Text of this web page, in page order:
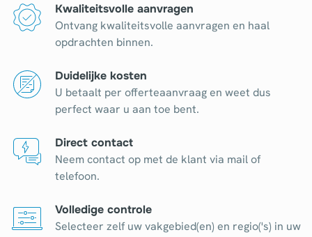
Kwaliteitsvolle aanvragen
Ontvang kwaliteitsvolle aanvragen en haal
opdrachten binnen.
Duidelijke kosten
U betaalt per offerteaanvraag en weet dus
perfect waar u aan toe bent.
Direct contact
Neem contact op met de klant via mail of
telefoon.
Volledige controle
Selecteer zelf uw vakgebied(en) en regio('s) in uw